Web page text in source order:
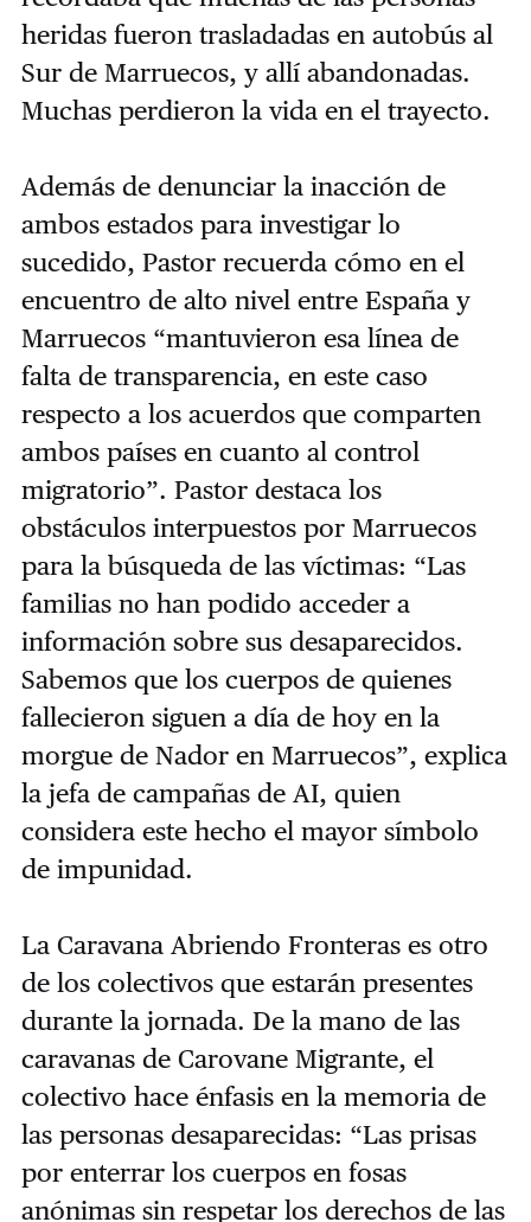
heridas fueron trasladadas en autobús al
Sur de Marruecos, y allí abandonadas.
Muchas perdieron la vida en el trayecto.
Además de denunciar la inacción de
ambos estados para investigar lo
sucedido, Pastor recuerda cómo en el
encuentro de alto nivel entre España y
Marruecos “mantuvieron esa línea de
falta de transparencia, en este caso
respecto a los acuerdos que comparten
ambos países en cuanto al control
migratorio”. Pastor destaca los
obstáculos interpuestos por Marruecos
para la búsqueda de las víctimas: “Las
familias no han podido acceder a
información sobre sus desaparecidos.
Sabemos que los cuerpos de quienes
fallecieron siguen a día de hoy en la
morgue de Nador en Marruecos”, explica
la jefa de campañas de AI, quien
considera este hecho el mayor símbolo
de impunidad.
La Caravana Abriendo Fronteras es otro
de los colectivos que estarán presentes
durante la jornada. De la mano de las
caravanas de Carovane Migrante, el
colectivo hace énfasis en la memoria de
las personas desaparecidas: “Las prisas
por enterrar los cuerpos en fosas
anónimas sin respetar los derechos de las